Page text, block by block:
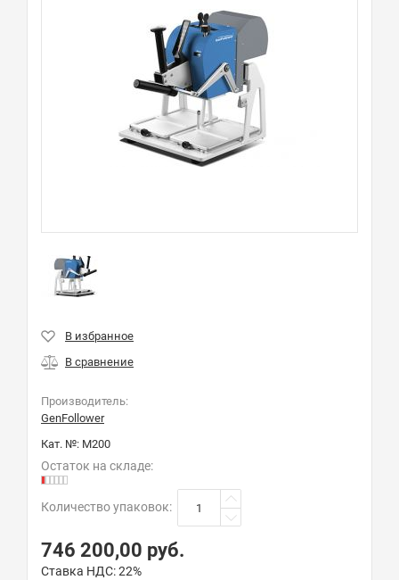
Производитель:
GenFollower
Кат. №: M200
Остаток на складе:
Количество упаковок:
746 200,00 руб.
Ставка НДС:22%